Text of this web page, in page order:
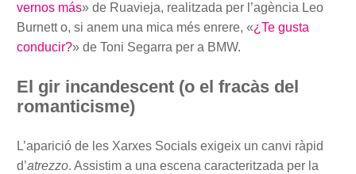
vernos más» de Ruavieja, realitzada per l’agència Leo
Burnett o, si anem una mica més enrere, «¿Te gusta
conducir?» de Toni Segarra per a BMW.
El gir incandescent (o el fracàs del
romanticisme)
L’aparició de les Xarxes Socials exigeix un canvi ràpid
d’atrezzo. Assistim a una escena caracteritzada per la